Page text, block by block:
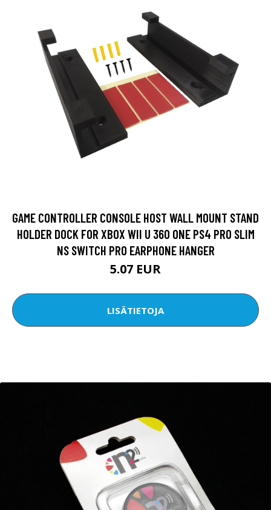
GAME CONTROLLER CONSOLE HOST WALL MOUNT STAND
HOLDER DOCK FOR XBOX WII U 360 ONE PS4 PRO SLIM
NS SWITCH PRO EARPHONE HANGER
5.07 EUR
LISÄTIETOJA